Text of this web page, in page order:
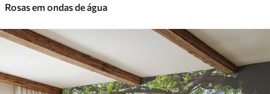
Rosas em ondas de água